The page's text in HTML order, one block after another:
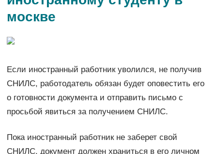
москве
Если иностранный работник уволился, не получив
СНИЛС, работодатель обязан будет оповестить его
о готовности документа и отправить письмо с
просьбой явиться за получением СНИЛС.
Пока иностранный работник не заберет свой
СНИЛС, документ должен храниться в его личном